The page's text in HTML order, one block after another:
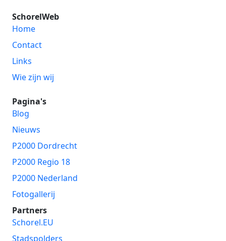
SchorelWeb
Home
Contact
Links
Wie zijn wij
Pagina's
Blog
Nieuws
P2000 Dordrecht
P2000 Regio 18
P2000 Nederland
Fotogallerij
Partners
Schorel.EU
Stadspolders